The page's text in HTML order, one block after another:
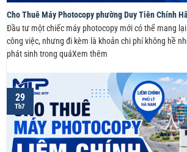
Cho Thuê Máy Photocopy phường Duy Tiên Chính
Đầu tư một chiếc máy photocopy mới có thể mang
công việc, nhưng đi kèm là khoản chi phí không hề
phát sinh trong quáXem thêm
29
Th7